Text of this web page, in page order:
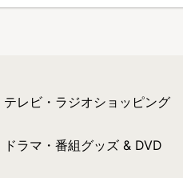
テレビ・ラジオショッピング
ドラマ・番組グッズ & DVD